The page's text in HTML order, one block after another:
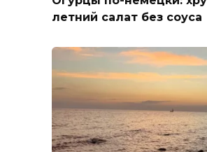
летний салат без соуса